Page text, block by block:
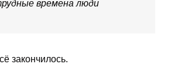
времена люди
закончилось.